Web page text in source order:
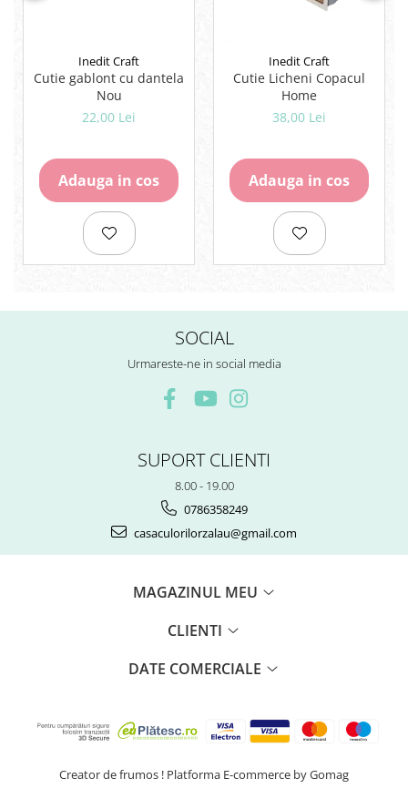
Termosensibile
Table magnetice si de pluta
Inedit Craft
Cutie gablont cu dantela
Nou
22,00 Lei
Adauga in cos
Inedit Craft
Cutie Licheni Copacul
Home
38,00 Lei
Adauga in cos
SOCIAL
Urmareste-ne in social media
SUPORT CLIENTI
8.00 - 19.00
0786358249
casaculorilorzalau@gmail.com
MAGAZINUL MEU
CLIENTI
DATE COMERCIALE
Creator de frumos ! Platforma E-commerce by Gomag